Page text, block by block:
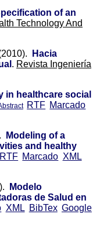
of an
Technology And
Hacia
. Revista Ingeniería
in healthcare social
RTF Marcado
Modeling of a
and healthy
RTF Marcado XML
Modelo
de Salud en
XML BibTex Google